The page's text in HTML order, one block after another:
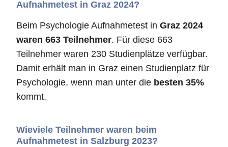
Aufnahmetest in Graz 2024?
Beim Psychologie Aufnahmetest in Graz 2024
waren 663 Teilnehmer. Für diese 663
Teilnehmer waren 230 Studienplätze verfügbar.
Damit erhält man in Graz einen Studienplatz für
Psychologie, wenn man unter die besten 35%
kommt.
Wieviele Teilnehmer waren beim
Aufnahmetest in Salzburg 2023?